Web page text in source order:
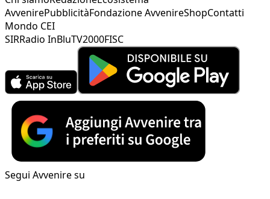
AvvenirePubblicitàFondazione AvvenireShopContatti
Mondo CEI
SIRRadio InBluTV2000FISC
Segui Avvenire su